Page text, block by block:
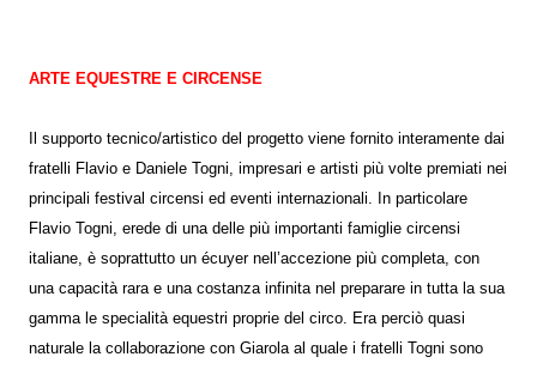
ARTE EQUESTRE E CIRCENSE
Il supporto tecnico/artistico del progetto viene fornito interamente dai
fratelli Flavio e Daniele Togni, impresari e artisti più volte premiati nei
principali festival circensi ed eventi internazionali. In particolare
Flavio Togni, erede di una delle più importanti famiglie circensi
italiane, è soprattutto un écuyer nell’accezione più completa, con
una capacità rara e una costanza infinita nel preparare in tutta la sua
gamma le specialità equestri proprie del circo. Era perciò quasi
naturale la collaborazione con Giarola al quale i fratelli Togni sono